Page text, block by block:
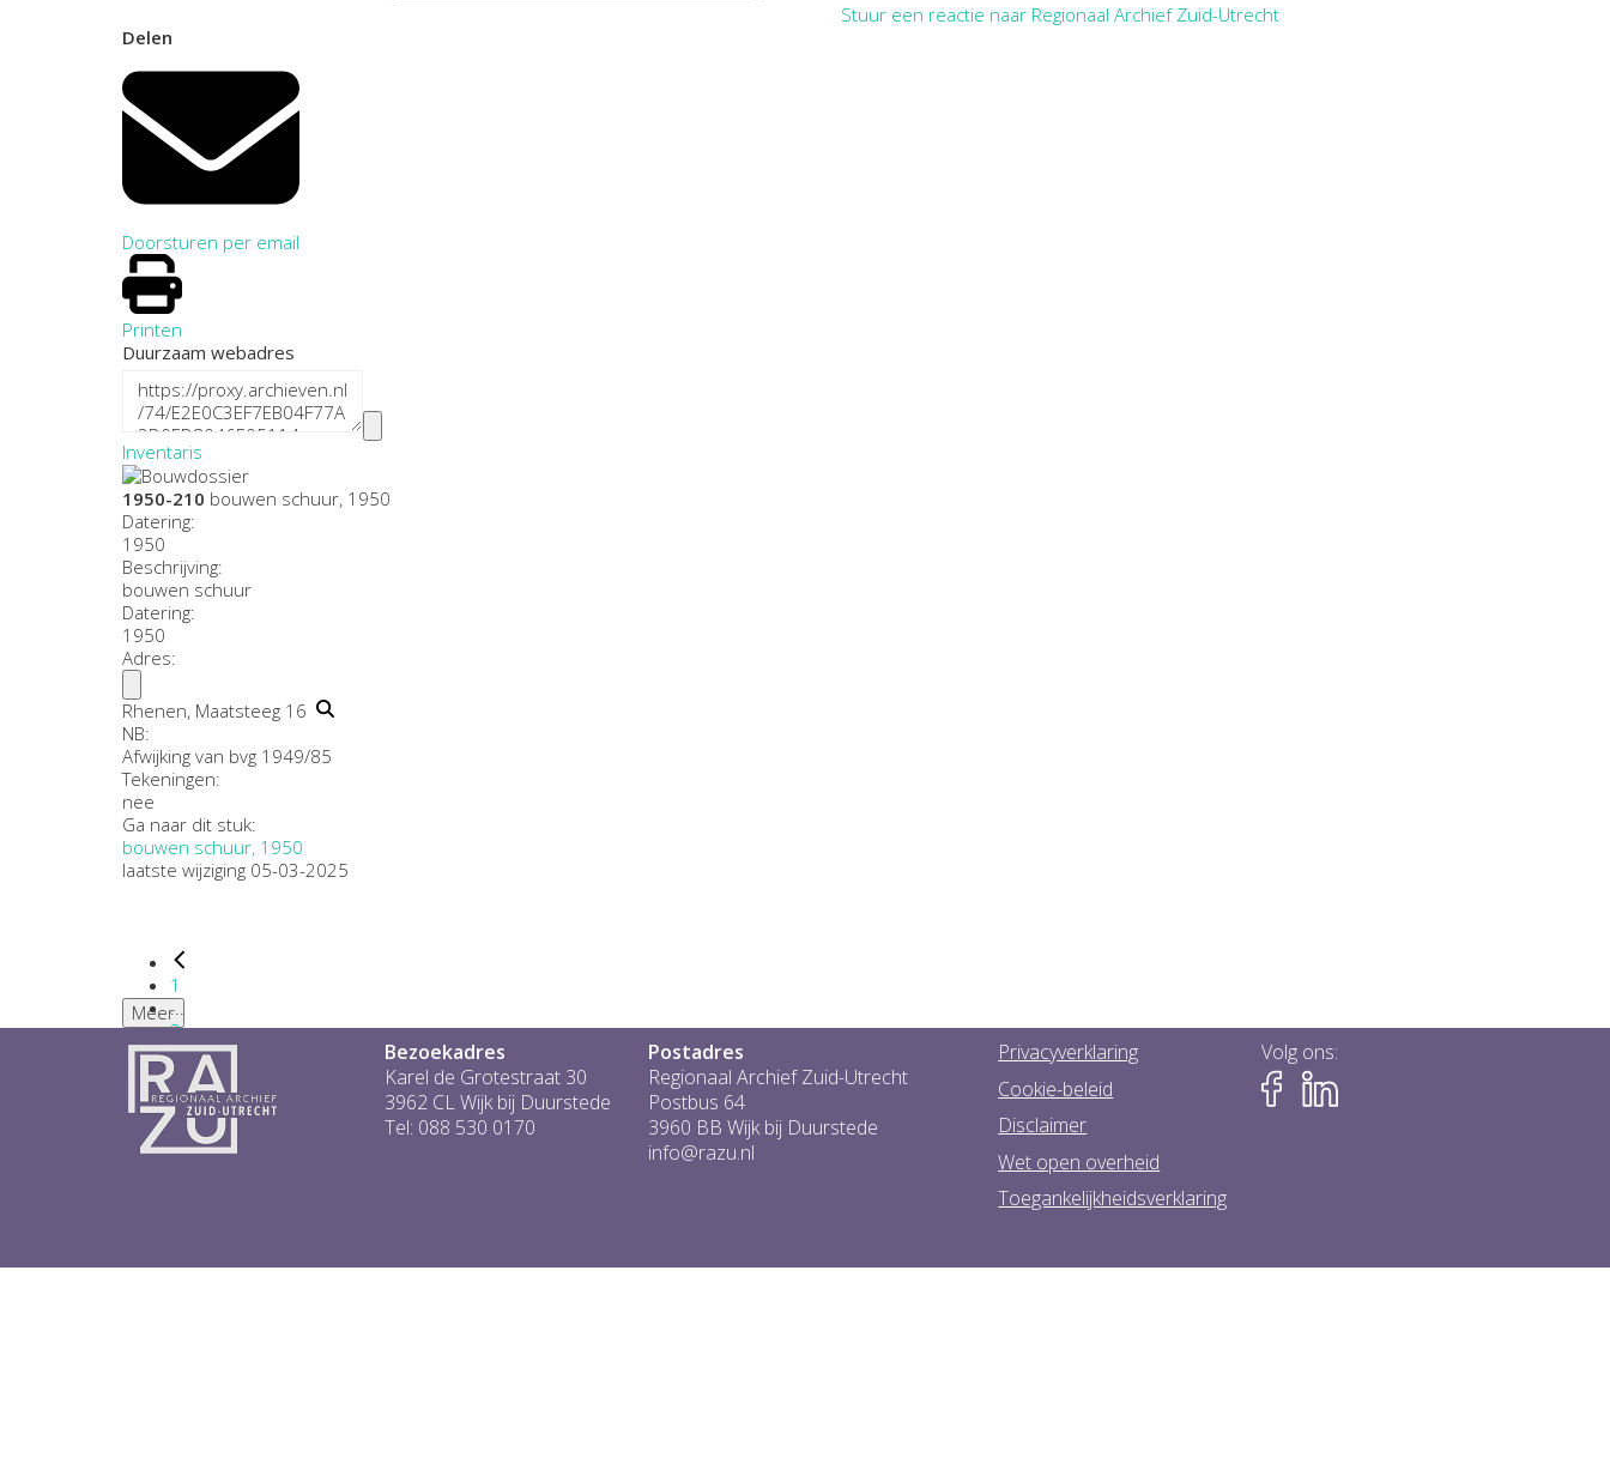
Stuur een reactie naar Regionaal Archief Zuid-Utrecht
Delen
Doorsturen per email
Printen
Duurzaam webadres
Inventaris
1950-210 bouwen schuur, 1950
Datering:
1950
Beschrijving:
bouwen schuur
Datering:
1950
Adres:
Rhenen, Maatsteeg 16
NB:
Afwijking van bvg 1949/85
Tekeningen:
nee
Ga naar dit stuk:
bouwen schuur, 1950
laatste wijziging 05-03-2025
1
...
2
3
4
5
6
...
Meer
Bezoekadres
Karel de Grotestraat 30
3962 CL Wijk bij Duurstede
Tel: 088 530 0170
Postadres
Regionaal Archief Zuid-Utrecht
Postbus 64
3960 BB Wijk bij Duurstede
info@razu.nl
Privacyverklaring
Cookie-beleid
Disclaimer
Wet open overheid
Toegankelijkheidsverklaring
Volg ons: